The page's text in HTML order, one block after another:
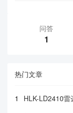
问答
1
热门文章
1
HLK-LD2410雷